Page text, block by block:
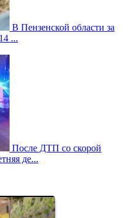
В Пензенской области за
...
После ДТП со скорой
де...